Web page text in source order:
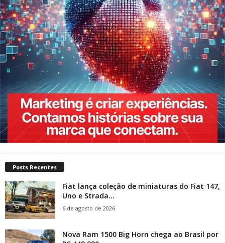
Posts Recentes
Fiat lança coleção de miniaturas do Fiat 147,
Uno e Strada...
6 de agosto de 2026
Nova Ram 1500 Big Horn chega ao Brasil por